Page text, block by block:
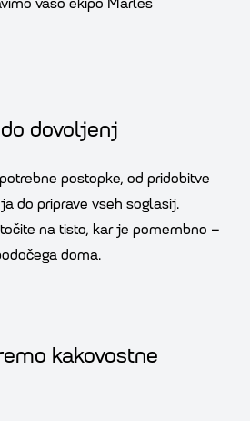
vašo ekipo Marles
dovoljenj
postopke, od pridobitve
do priprave vseh soglasij.
na tisto, kar je pomembno –
doma.
kakovostne